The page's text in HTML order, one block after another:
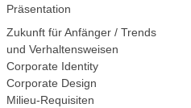
Präsentation
Zukunft für Anfänger / Trends
und Verhaltensweisen
Corporate Identity
Corporate Design
Milieu-Requisiten